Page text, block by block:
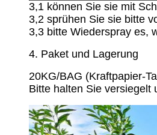
3,1 können Sie sie mit
3,2 sprühen Sie sie bitte
3,3 bitte Wiederspray es,
4. Paket und Lagerung
20KG/BAG (Kraftpapier-
Bitte halten Sie versiegelt